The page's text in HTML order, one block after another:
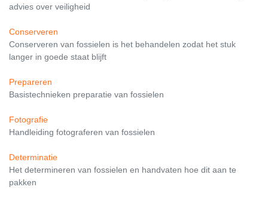
advies over veiligheid
Conserveren
Conserveren van fossielen is het behandelen zodat het stuk
langer in goede staat blijft
Prepareren
Basistechnieken preparatie van fossielen
Fotografie
Handleiding fotograferen van fossielen
Determinatie
Het determineren van fossielen en handvaten hoe dit aan te
pakken